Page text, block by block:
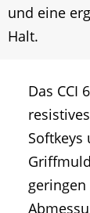
und eine
Halt.
Das CCI